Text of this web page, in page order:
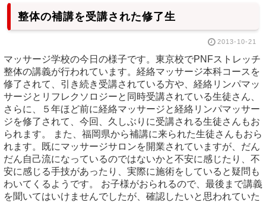
整体の補講を受講された修了生
2013-10-21
マッサージ学校の今日の様子です。東京校でPNFストレッチ
整体の講義が行われています。経絡マッサージ本科コースを
修了されて、引き続き受講されている方や、経絡リンパマッ
サージとリフレクソロジーと同時受講されている生徒さん、
さらに、５年ほど前に経絡マッサージと経絡リンパマッサー
ジを修了されて、今回、久しぶりに受講される生徒さんもお
られます。 また、福岡県から補講に来られた生徒さんもおら
れます。既にマッサージサロンを開業されていますが、だん
だん自己流になっているのではないかと不安に感じたり、不
安に感じる手技があったり、実際に施術をしていると疑問も
わいてくるようです。 お子様がおられるので、最後まで講義
を聞いてはいけませんでしたが、確認したいと思われていた